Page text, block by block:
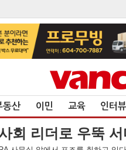
동산 이민 교육 인터뷰
회 리더로 우뚝